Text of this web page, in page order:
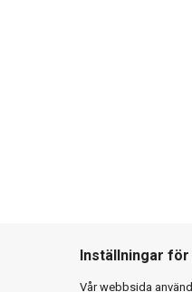
Inställningar
Vår webbsida